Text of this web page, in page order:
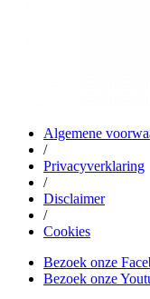
Algemene
/
Privacyverklaring
/
Disclaimer
/
Cookies
Bezoek onze
Bezoek onze